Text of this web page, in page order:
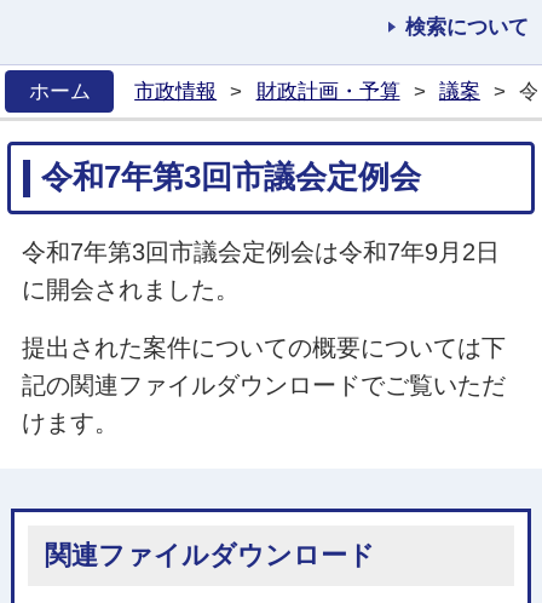
検索について
ホーム
市政情報 > 財政計画・予算 > 議案 >
令和7年第3回市議会定例会
令和7年第3回市議会定例会は令和7年9月2日
に開会されました。
提出された案件についての概要については下
記の関連ファイルダウンロードでご覧いただ
けます。
関連ファイルダウンロード